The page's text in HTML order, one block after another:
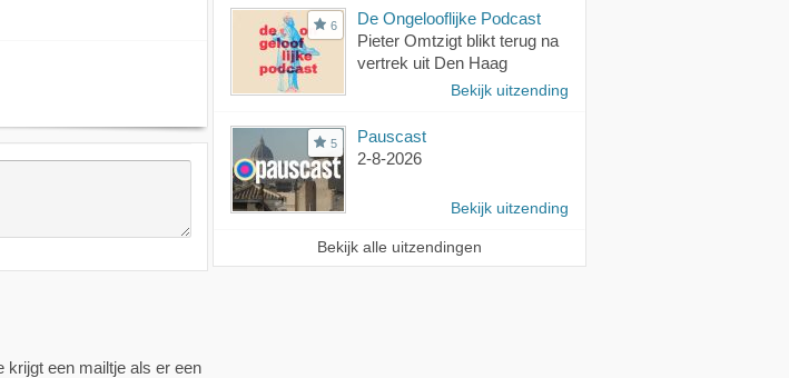
6
De Ongelooflijke Podcast
Pieter Omtzigt blikt terug na
vertrek uit Den Haag
Bekijk uitzending
5
Pauscast
2-8-2026
Bekijk uitzending
Bekijk alle uitzendingen
krijgt een mailtje als er een